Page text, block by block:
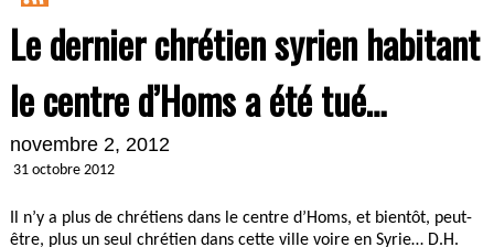
RSS
Le dernier chrétien syrien habitant
le centre d’Homs a été tué…
novembre 2, 2012
31 octobre 2012
Il n’y a plus de chrétiens dans le centre d’Homs, et bientôt, peut-
être, plus un seul chrétien dans cette ville voire en Syrie… D.H.